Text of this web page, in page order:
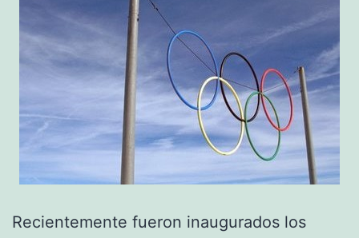
Recientemente fueron inaugurados los